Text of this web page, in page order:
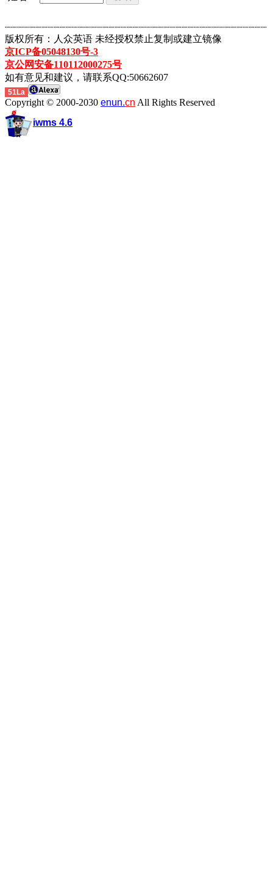
┈┈┈┈┈┈┈┈┈┈┈┈┈┈┈┈┈┈┈┈┈┈┈┈┈┈┈┈┈┈┈┈┈┈┈┈┈┈┈┈┈┈┈
版权所有：人众英语 未经授权禁止复制或建立镜像
京ICP备05048130号-3
京公网安备110112000275号
如有意见和建议，请联系QQ:50662607
51La
Copyright © 2000-2030 enun.cn All Rights Reserved
iwms 4.6